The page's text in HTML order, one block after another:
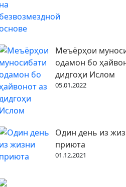
Меъёрҳои
одамон бо
дидгоҳи Ислом
05.01.2022
Один день из
приюта
01.12.2021